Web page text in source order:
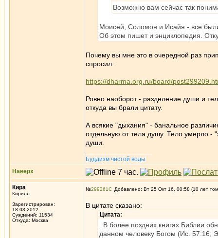
Возможно вам сейчас так
Моисей, Соломон и Исайя - все
Об этом пишет и энциклопедия.
Почему вы мне это в очередной раз
спросил.
https://dharma.org.ru/board/
Ровно наоборот - разделение души и
откуда вы брали цитату.
А всякие "дыхания" - банальное
отдельную от тела душу. Тело умерло -
души.
Буддизм чистой воды
Наверх
Кира
Кирилл
Зарегистрирован:
18.03.2012
Суждений: 11534
Откуда: Москва
№299261 Добавлено: Вт 25 Окт 16, 00:58 (10 лет
В цитате сказано:
Цитата:
. В более поздних книгах Библии
данном человеку Богом (Ис. 57:16;